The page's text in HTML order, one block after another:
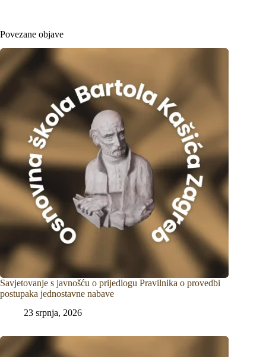
Povezane objave
Savjetovanje s javnošću o prijedlogu Pravilnika o provedbi
postupaka jednostavne nabave
23 srpnja, 2026